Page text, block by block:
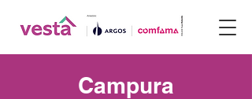
Campura